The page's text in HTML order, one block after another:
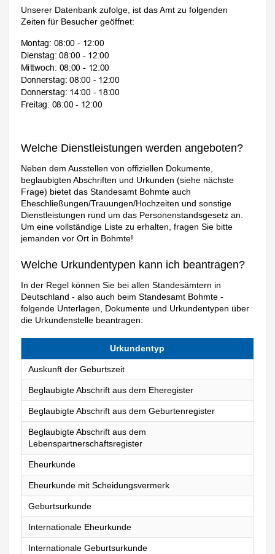
Unserer Datenbank zufolge, ist das Amt zu folgenden
Zeiten für Besucher geöffnet:
Welche Dienstleistungen werden angeboten?
Neben dem Ausstellen von offiziellen Dokumente,
beglaubigten Abschriften und Urkunden (siehe nächste
Frage) bietet das Standesamt Bohmte auch
Eheschließungen/Trauungen/Hochzeiten und sonstige
Dienstleistungen rund um das Personenstandsgesetz an.
Um eine vollständige Liste zu erhalten, fragen Sie bitte
jemanden vor Ort in Bohmte!
Welche Urkundentypen kann ich beantragen?
In der Regel können Sie bei allen Standesämtern in
Deutschland - also auch beim Standesamt Bohmte -
folgende Unterlagen, Dokumente und Urkundentypen über
die Urkundenstelle beantragen:
Urkundentyp
Auskunft der Geburtszeit
Beglaubigte Abschrift aus dem Eheregister
Beglaubigte Abschrift aus dem Geburtenregister
Beglaubigte Abschrift aus dem
Lebenspartnerschaftsregister
Eheurkunde
Eheurkunde mit Scheidungsvermerk
Geburtsurkunde
Internationale Eheurkunde
Internationale Geburtsurkunde